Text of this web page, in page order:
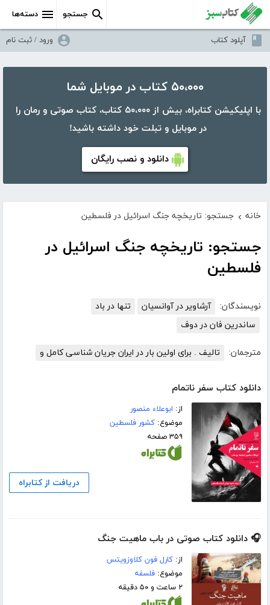
دسته‌ها جستجو
آپلود کتاب ورود / ثبت نام
۵۰،۰۰۰ کتاب در موبایل شما
با اپلیکیشن کتابراه، بیش از ۵۰،۰۰۰ کتاب، کتاب صوتی و رمان را
در موبایل و تبلت خود داشته باشید!
دانلود و نصب رایگان
خانه › جستجو: تاریخچه جنگ اسرائیل در فلسطین
جستجو: تاریخچه جنگ اسرائیل در
فلسطین
نویسندگان: آرشاویر در آوانسیان
تنها در باد
ساندرین فان در دوف
مترجمان: تالیف . برای اولین بار در ایران جریان شناسی کامل و
دانلود کتاب سفر ناتمام
از: ابوعلاء منصور
موضوع:کشور فلسطین
۳۵۹ صفحه
دریافت از کتابراه
🎧 دانلود کتاب صوتی در باب ماهیت جنگ
از:کارل فون کلاوزویتس
موضوع:فلسفه
۲ ساعت و ۵۰ دقیقه